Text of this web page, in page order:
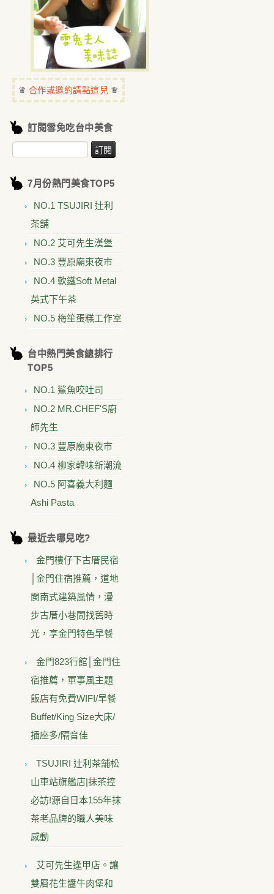
♛ 合作或邀約請點這兒 ♛
訂閱雪免吃台中美食
7月份熱門美食TOP5
NO.1 TSUJIRI 辻利
茶舗
NO.2 艾可先生漢堡
NO.3 豐原廟東夜市
NO.4 軟鐵Soft Metal
英式下午茶
NO.5 梅笙蛋糕工作室
台中熱門美食總排行
TOP5
NO.1 鯊魚咬吐司
NO.2 MR.CHEF'S廚
師先生
NO.3 豐原廟東夜市
NO.4 柳家韓味新潮流
NO.5 阿喜義大利麵
Ashi Pasta
最近去哪兒吃?
金門樓仔下古厝民宿
│金門住宿推薦，道地
閩南式建築風情，漫
步古厝小巷間找舊時
光，享金門特色早餐
金門823行館│金門住
宿推薦，軍事風主題
飯店有免費WIFI/早餐
Buffet/King Size大床/
插座多/隔音佳
TSUJIRI 辻利茶舗松
山車站旗艦店|抹茶控
必訪!源自日本155年抹
茶老品牌的職人美味
感動
艾可先生逢甲店。讓
雙層花生醬牛肉堡和